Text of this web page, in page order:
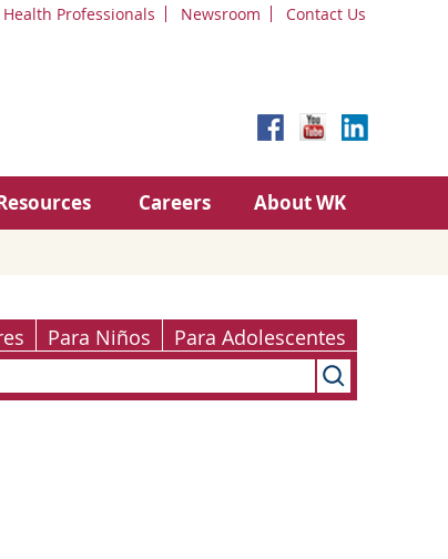
Health Professionals Newsroom Contact Us
Careers About WK
Para Niños Para Adolescentes